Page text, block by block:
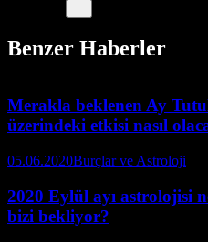
Benzer Haberler
Merakla beklenen Ay
üzerindeki etkisi nasıl
05.06.2020Burçlar ve Astroloji
2020 Eylül ayı astrolojisi
bizi bekliyor?